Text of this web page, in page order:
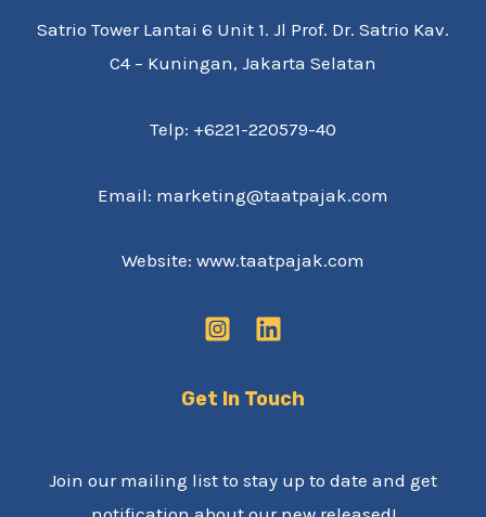
Satrio Tower Lantai 6 Unit 1. Jl Prof. Dr. Satrio Kav.
C4 – Kuningan, Jakarta Selatan
Telp: +6221-220579-40
Email: marketing@taatpajak.com
Website: www.taatpajak.com
Get In Touch
Join our mailing list to stay up to date and get